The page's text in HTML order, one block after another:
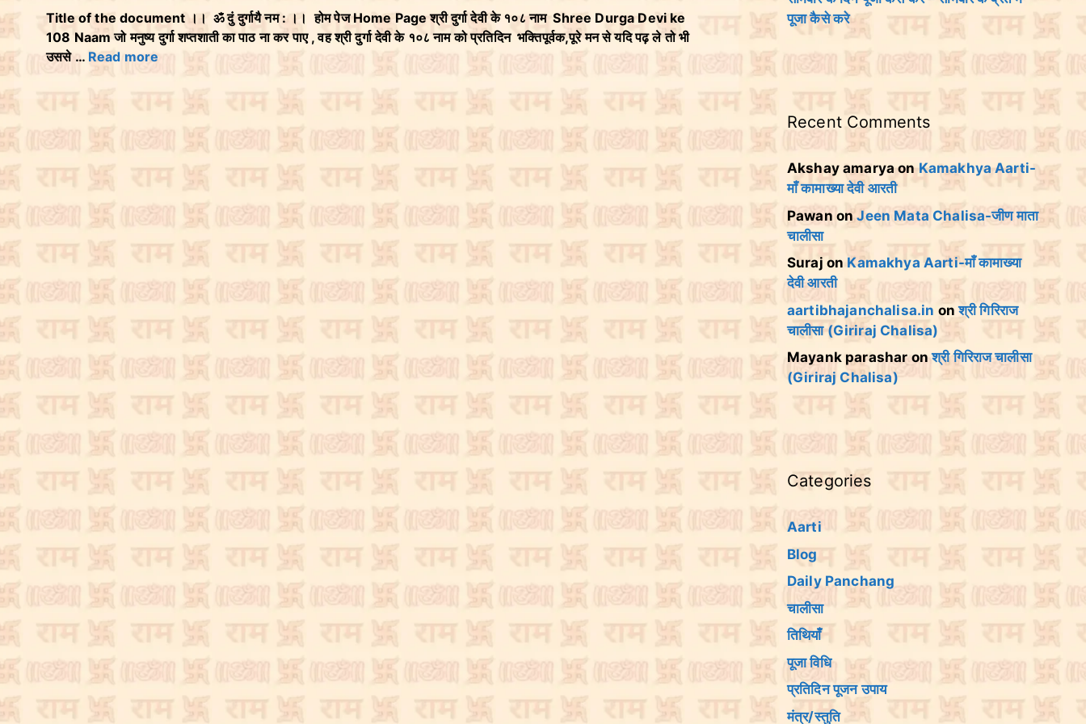
Title of the document ।। ॐ दुं दुर्गायै नम : ।। होम पेज Home Page श्री दुर्गा देवी के १०८ नाम Shree Durga Devi ke
108 Naam जो मनुष्य दुर्गा शप्तशाती का पाठ ना कर पाए , वह श्री दुर्गा देवी के १०८ नाम को प्रतिदिन भक्तिपूर्वक,पूरे मन से यदि पढ़ ले तो भी
उससे … Read more
पूजा कैसे करे
Recent Comments
Akshay amaryaonKamakhya Aarti-
माँ कामाख्या देवी आरती
Pawan onJeen Mata Chalisa-जीण माता
चालीसा
Suraj on Kamakhya Aarti-माँ कामाख्या
देवी आरती
aartibhajanchalisa.in onश्री गिरिराज
चालीसा (Giriraj Chalisa)
Mayank parasharonश्री गिरिराज चालीसा
(Giriraj Chalisa)
Categories
Aarti
Blog
Daily Panchang
चालीसा
तिथियांँ
पूजा विधि
प्रतिदिन पूजन उपाय
मंत्र/स्तुति